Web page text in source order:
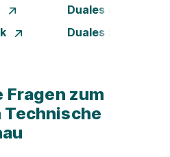
Duales Studium
Duales Studium
zum
Technische